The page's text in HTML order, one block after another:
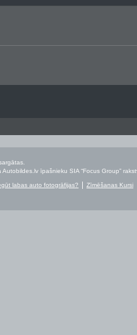
īpašnieku SIA “Focus Group”
labas auto fotogrāfijas? Zīmēšanas Kursi